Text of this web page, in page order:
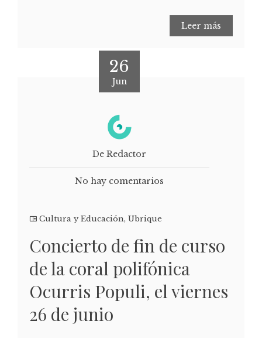
Leer más
26
Jun
De Redactor
No hay comentarios
Cultura y Educación, Ubrique
Concierto de fin de curso
de la coral polifónica
Ocurris Populi, el viernes
26 de junio